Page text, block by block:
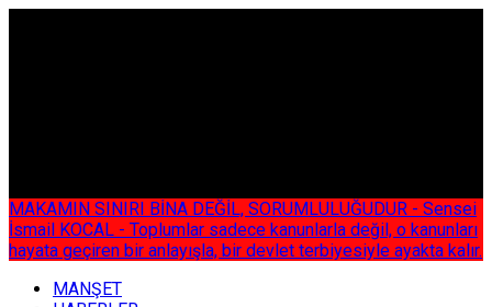
MAKAMIN SINIRI BİNA DEĞİL, SORUMLULUĞUDUR - Sensei
İsmail KOCAL - Toplumlar sadece kanunlarla değil, o kanunları
hayata geçiren bir anlayışla, bir devlet terbiyesiyle ayakta kalır.
MANŞET